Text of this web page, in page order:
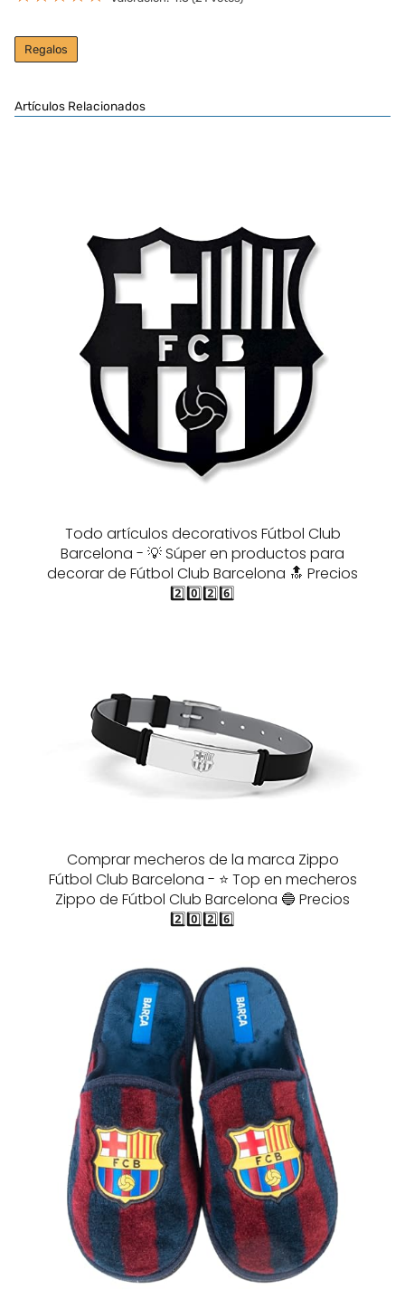
Regalos
Artículos Relacionados
Todo artículos decorativos Fútbol Club
Barcelona - 💡 Súper en productos para
decorar de Fútbol Club Barcelona 🔝 Precios
2️⃣0️⃣2️⃣6️⃣
Comprar mecheros de la marca Zippo
Fútbol Club Barcelona - ⭐️ Top en mecheros
Zippo de Fútbol Club Barcelona 🔵 Precios
2️⃣0️⃣2️⃣6️⃣